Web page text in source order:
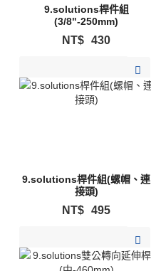
9.solutions桿件組
(3/8"-250mm)
NT$ 430
9.solutions桿件組(螺帽、連
接頭)
NT$ 495